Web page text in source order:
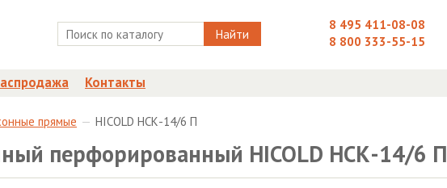
Найти
8 495 411-08-08
8 800 333-55-15
Контакты
прямые HICOLD НСК-14/6 П
перфорированный HICOLD НСК-14/6 П